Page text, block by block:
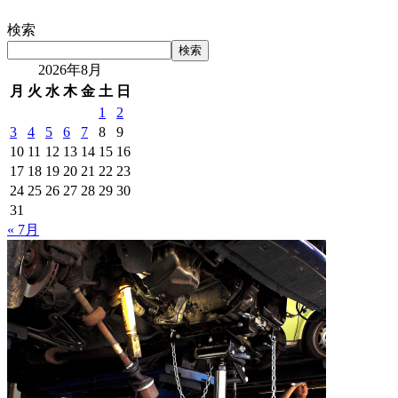
検索
検索
2026年8月
月 火 水 木 金 土 日
1
2
3
4 5 6 7 8
9
10 11 12 13 14 15 16
17 18 19 20 21 22 23
24 25 26 27 28 29 30
31
« 7月